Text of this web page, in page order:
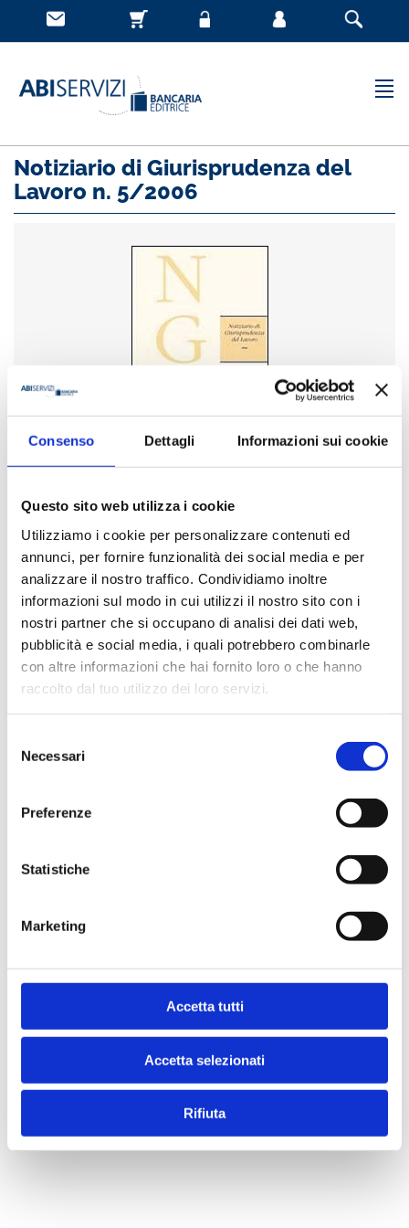
Consenso Dettagli Informazioni sui cookie
Questo sito web utilizza i cookie
Utilizziamo i cookie per personalizzare contenuti ed
annunci, per fornire funzionalità dei social media e per
analizzare il nostro traffico. Condividiamo inoltre
informazioni sul modo in cui utilizzi il nostro sito con i
nostri partner che si occupano di analisi dei dati web,
pubblicità e social media, i quali potrebbero combinarle
con altre informazioni che hai fornito loro o che hanno
raccolto dal tuo utilizzo dei loro servizi.
delNecessari
Preferenze
Statistiche
Marketing
Accetta tutti
Accetta selezionati
Rifiuta
Notiziario di Giurisprudenza del
Lavoro n. 5/2006
Editore
Bancaria Editrice
Anno
2006
Pagine
152
Disponibilità
Disponibile